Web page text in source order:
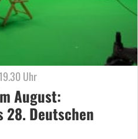
Uhr
August:
28. Deutschen